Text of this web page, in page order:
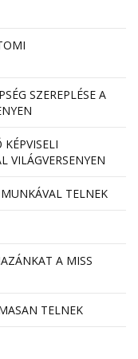
SZEREPLÉSE A
VILÁGVERSENYEN
TELNEK
A MISS
TELNEK